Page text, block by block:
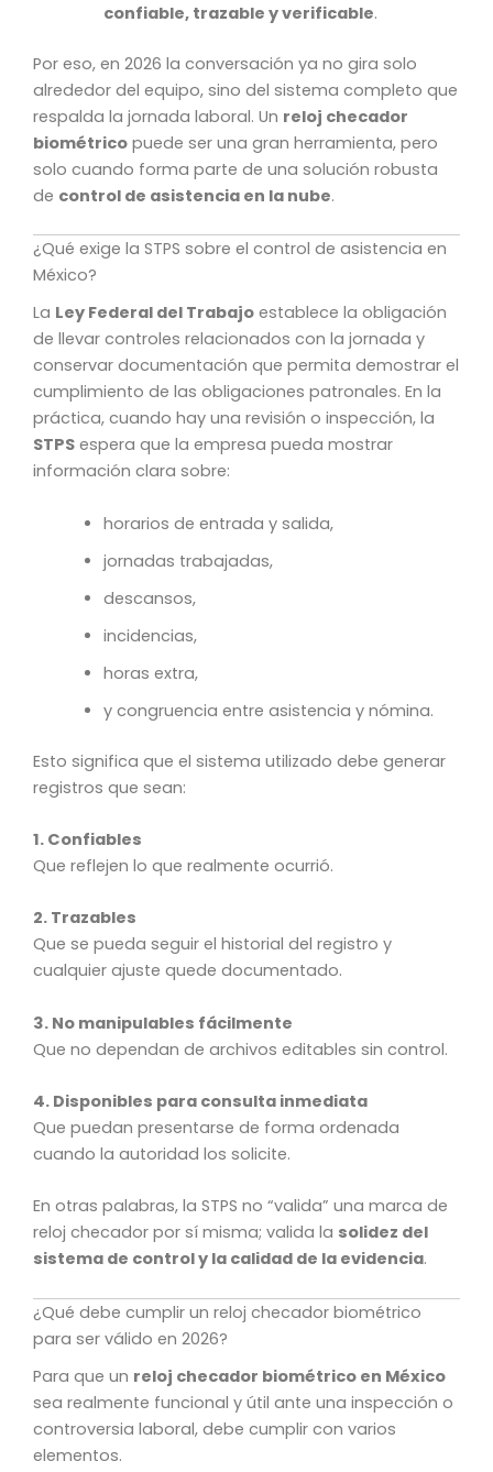
confiable, trazable y verificable.
Por eso, en 2026 la conversación ya no gira solo
alrededor del equipo, sino del sistema completo que
respalda la jornada laboral. Un reloj checador
biométrico puede ser una gran herramienta, pero
solo cuando forma parte de una solución robusta
de control de asistencia en la nube.
¿Qué exige la STPS sobre el control de asistencia en
México?
La Ley Federal del Trabajo establece la obligación
de llevar controles relacionados con la jornada y
conservar documentación que permita demostrar el
cumplimiento de las obligaciones patronales. En la
práctica, cuando hay una revisión o inspección, la
STPS espera que la empresa pueda mostrar
información clara sobre:
horarios de entrada y salida,
jornadas trabajadas,
descansos,
incidencias,
horas extra,
y congruencia entre asistencia y nómina.
Esto significa que el sistema utilizado debe generar
registros que sean:
1. Confiables
Que reflejen lo que realmente ocurrió.
2. Trazables
Que se pueda seguir el historial del registro y
cualquier ajuste quede documentado.
3. No manipulables fácilmente
Que no dependan de archivos editables sin control.
4. Disponibles para consulta inmediata
Que puedan presentarse de forma ordenada
cuando la autoridad los solicite.
En otras palabras, la STPS no “valida” una marca de
reloj checador por sí misma; valida la solidez del
sistema de control y la calidad de la evidencia.
¿Qué debe cumplir un reloj checador biométrico
para ser válido en 2026?
Para que un reloj checador biométrico en México
sea realmente funcional y útil ante una inspección o
controversia laboral, debe cumplir con varios
elementos.